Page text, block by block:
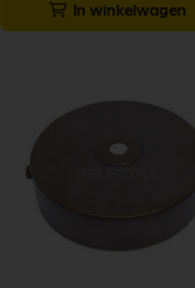
In winkelwagen